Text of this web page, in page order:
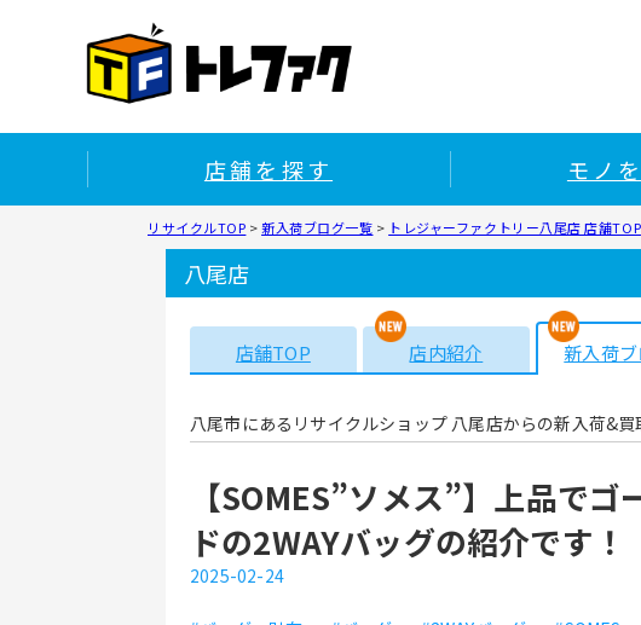
店舗を探す モノ
リサイクルTOP >新入荷ブログ一覧 > トレジャーファクトリー八尾店 店舗TOP
八尾店
店舗TOP 店内紹介 新入荷
八尾市にあるリサイクルショップ 八尾店からの新入荷&買
【SOMES”ソメス”】上品で
ドの2WAYバッグの紹介です！
2025-02-24